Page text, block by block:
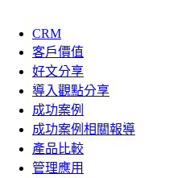
CRM
客戶價值
好文分享
導入觀點分享
成功案例
成功案例相關報導
產品比較
管理應用